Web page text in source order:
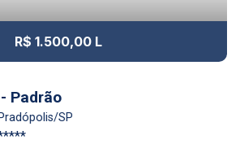
13
Aug/Thu
R$ 1.500,00 L
Padrão
SP